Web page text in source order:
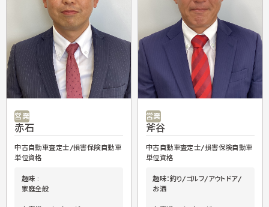
営業
赤石
中古自動車査定士/損害保険自動車
単位資格
趣味 :
家庭全般
営業
斧谷
中古自動車査定士/損害保険自動車
単位資格
趣味：釣り/ゴルフ/アウトドア/
お酒